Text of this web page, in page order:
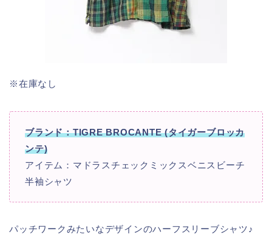
※在庫なし
ブランド：TIGRE BROCANTE (タイガーブロッカ
ンテ)
アイテム：マドラスチェックミックスベニスビーチ
半袖シャツ
パッチワークみたいなデザインのハーフスリーブシャツ♪